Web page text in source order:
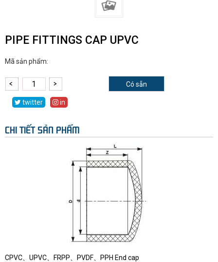
PIPE FITTINGS CAP UPVC
Mã sản phẩm:
Có sẵn
twitter in
CHI TIẾT SẢN PHẨM
CPVC、UPVC、FRPP、PVDF、PPH End cap